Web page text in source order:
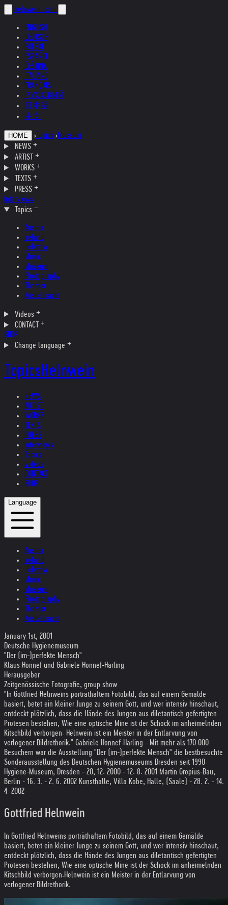
helnwein .com
ENGLISH
DEUTSCH
POLSKI
ESPAÑOL
ČEŠTINA
ITALIANO
FRANÇAIS
РУССКИЙ
日本語
中文
HOME › Topics ›Museum
NEWS
ARTIST
WORKS
TEXTS
PRESS
Interviews
Topics
Austria
Ireland
Helvetia
Music
Museum
Photography
Theater
Kristallnacht
Videos
CONTACT
SHOP
Change language
TopicsHelnwein
NEWS
ARTIST
WORKS
TEXTS
PRESS
Interviews
Topics
Videos
CONTACT
SHOP
Language
Austria
Ireland
Helvetia
Music
Museum
Photography
Theater
Kristallnacht
January 1st, 2001
Deutsche Hygienemuseum
"Der (im-)perfekte Mensch"
Klaus Honnef und Gabriele Honnef-Harling
Herausgeber
Zeitgenössische Fotografie, group show
"In Gottfried Helnweins porträthaftem Fotobild, das auf einem Gemälde
basiert, betet ein kleiner Junge zu seinem Gott, und wer intensiv hinschaut,
entdeckt plötzlich, dass die Hände des Jungen aus diletantisch gefertigten
Protesen bestehen, Wie eine optische Mine ist der Schock im anheimelnden
Kitschbild verborgen. Helnwein ist ein Meister in der Entlarvung von
verlogener Bildrethorik." Gabriele Honnef-Harling - Mit mehr als 170 000
Besuchern war die Ausstellung "Der (im-)perfekte Mensch" die bestbesuchte
Sonderausstellung des Deutschen Hygienemuseums Dresden seit 1990.
Hygiene-Museum, Dresden - 20, 12. 2000 - 12. 8. 2001 Martin Gropius-Bau,
Berlin - 16. 3. - 2. 6. 2002 Kunsthalle, Villa Kobe, Halle, (Saale) - 28. 2. - 14.
4. 2002
Gottfried Helnwein
In Gottfried Helnweins porträthaftem Fotobild, das auf einem Gemälde
basiert, betet ein kleiner Junge zu seinem Gott, und wer intensiv hinschaut,
entdeckt plötzlich, dass die Hände des Jungen aus diletantisch gefertigten
Protesen bestehen, Wie eine optische Mine ist der Schock im anheimelnden
Kitschbild verborgen.Helnwein ist ein Meister in der Entlarvung von
verlogener Bildrethorik.